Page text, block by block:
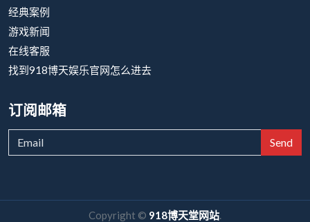
经典案例
游戏新闻
在线客服
找到918博天娱乐官网怎么进去
订阅邮箱
Send
Copyright © 918博天堂网站.